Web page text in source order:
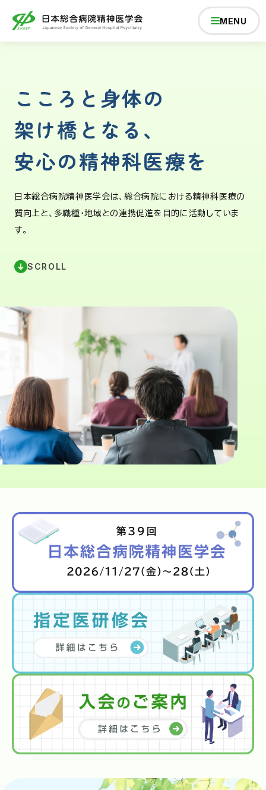
MENU
学会について
学術総会
学会の活動
News お問い合わせ
マイページ
こころと身体の
架け橋となる、
安心の精神科医療を
日本総合病院精神医学会は、総合病院における精神科医療の
質向上と、 多職種・地域との連携促進を目的に活動していま
す。
SCROLL